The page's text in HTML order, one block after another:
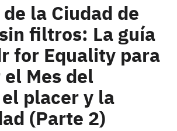
la Ciudad de
filtros: La guía
for Equality para
Mes del
placer y la
(Parte 2)